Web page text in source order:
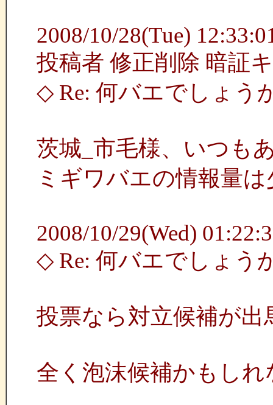
2008/10/28(Tue)
投稿者 修正削除 暗証
◇ Re: 何バエでしょう
茨城_市毛様、いつも
ミギワバエの情報量
2008/10/29(Wed)
◇ Re: 何バエでしょう
投票なら対立候補が出
全く泡沫候補かもし